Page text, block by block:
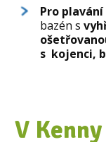
Pro
bazén s
s kojenci,
V